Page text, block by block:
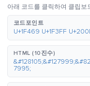
아래 코드를 클릭하여 클립보
코드포인트
U+1F469 U+1F3FF
HTML (10진수)
7995;